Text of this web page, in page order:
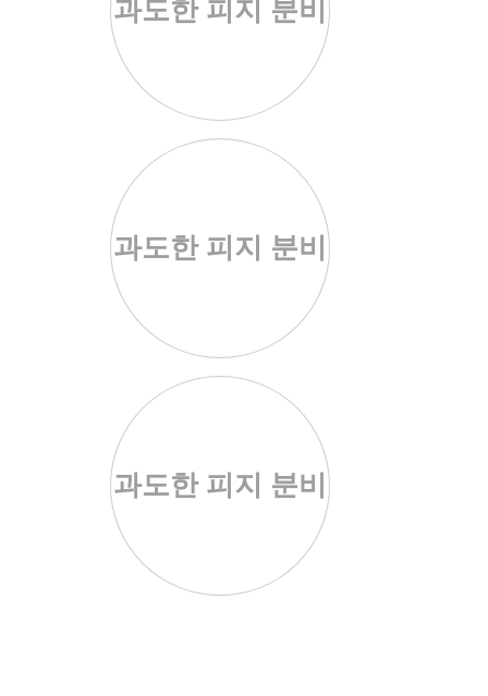
과도한 피지 분비
과도한 피지 분비
과도한 피지 분비